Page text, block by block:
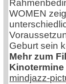
WOMEN
Geburt sein
Mehr zum
mindjazz-